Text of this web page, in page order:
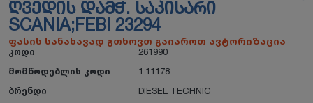
ᲦᲕᲔᲓᲘᲡ ᲓᲐᲛᲭ. ᲡᲐᲙᲘᲡᲐᲠᲘ
SCANIA;FEBI 23294
ფასის სანახავად გთხოვთ გაიაროთ ავტორიზაცია
კოდი
261990
მომწოდებლის კოდი
1.11178
ბრენდი
DIESEL TECHNIC